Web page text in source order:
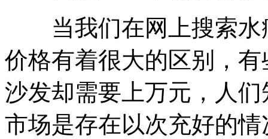
当我们在网上搜索水
价格有着很大的区别，
沙发却需要上万元，人
市场是存在以次充好的